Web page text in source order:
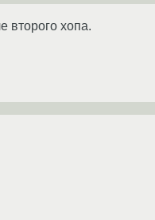
второго хопа.